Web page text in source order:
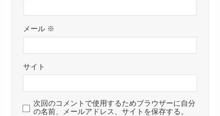
メール ※
サイト
次回のコメントで使用するためブラウザーに自分
の名前、メールアドレス、サイトを保存する。